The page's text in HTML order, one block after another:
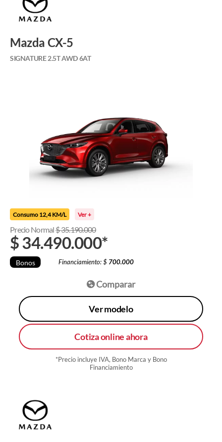
Mazda CX-5
SIGNATURE 2.5T AWD 6AT
Consumo 12,4 KM/L Ver +
Precio Normal$35.190.000
$34.490.000*
Bonos Financiamiento: $ 700.000
Comparar
Ver modelo
Cotiza online ahora
*Precio incluye IVA, Bono Marca y Bono
Financiamiento